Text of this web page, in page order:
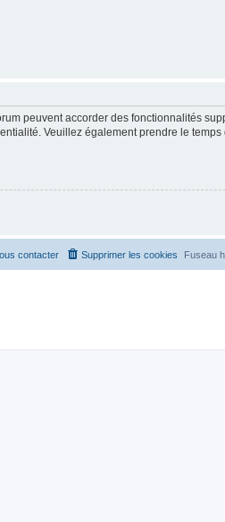
peuvent accorder des fonctionnalités
Veuillez également prendre le temps
Fuseau
Supprimer les cookies
contacter